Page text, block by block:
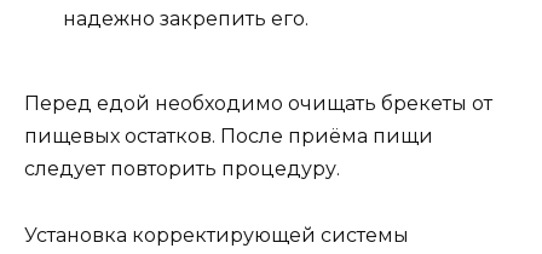
надежно закрепить его.
Перед едой необходимо очищать брекеты от
пищевых остатков. После приёма пищи
следует повторить процедуру.
Установка корректирующей системы